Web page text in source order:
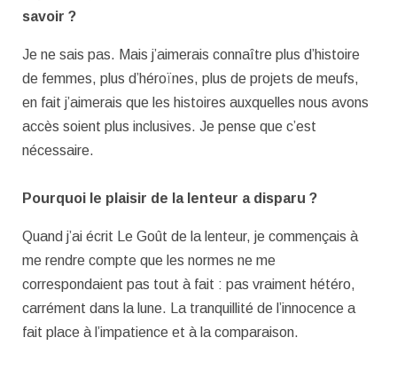
savoir ?
Je ne sais pas. Mais j’aimerais connaître plus d’histoire
de femmes, plus d’héroïnes, plus de projets de meufs,
en fait j’aimerais que les histoires auxquelles nous avons
accès soient plus inclusives. Je pense que c’est
nécessaire.
Pourquoi le plaisir de la lenteur a disparu ?
Quand j’ai écrit Le Goût de la lenteur, je commençais à
me rendre compte que les normes ne me
correspondaient pas tout à fait : pas vraiment hétéro,
carrément dans la lune. La tranquillité de l’innocence a
fait place à l’impatience et à la comparaison.